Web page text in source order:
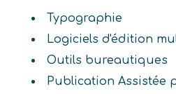
Typographie
Logiciels d'édition
Outils bureautiques
Publication Assistée